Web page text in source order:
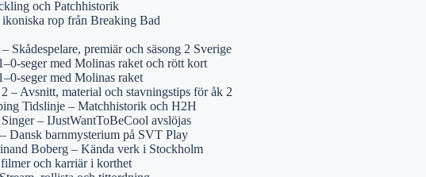
och Patchhistorik
rop från Breaking Bad
Skådespelare, premiär och säsong 2 Sverige
seger med Molinas raket och rött kort
seger med Molinas raket
– Avsnitt, material och stavningstips för åk 2
Tidslinje – Matchhistorik och H2H
– IJustWantToBeCool avslöjas
Dansk barnmysterium på SVT Play
Boberg – Kända verk i Stockholm
och karriär i korthet